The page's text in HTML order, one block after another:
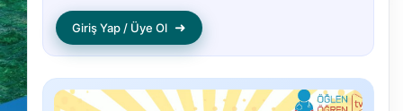
Giriş Yap / Üye Ol ➜